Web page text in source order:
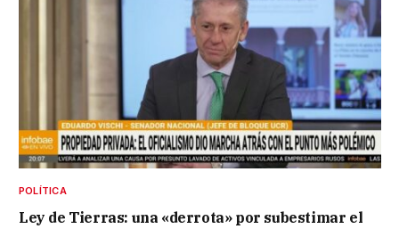
POLÍTICA
Ley de Tierras: una «derrota» por subestimar el